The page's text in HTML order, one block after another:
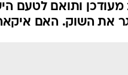
מעודכן ותואם לטעם
את השוק. האם איקאה